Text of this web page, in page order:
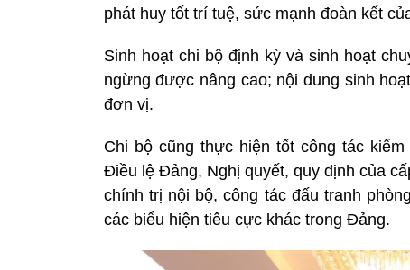
phát huy tốt trí tuệ, sức mạnh đoàn kết
Sinh hoạt chi bộ định kỳ và sinh hoạt
ngừng được nâng cao; nội dung sinh
đơn vị.
Chi bộ cũng thực hiện tốt công tác
Điều lệ Đảng, Nghị quyết, quy định của
chính trị nội bộ, công tác đấu tranh
các biểu hiện tiêu cực khác trong Đảng.